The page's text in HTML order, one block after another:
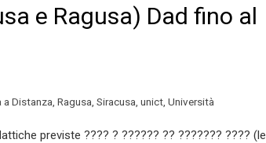
e Ragusa) Dad fino al
Distanza Ragusa Siracusa unict Università
previste ???? ? ?????? ?? ??????? ????